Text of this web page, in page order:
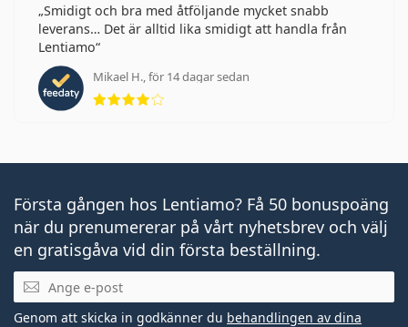
Smidigt och bra med åtföljande mycket snabb
leverans… Det är alltid lika smidigt att handla från
Lentiamo
Mikael H., för 14 dagar sedan
Betyg 4 av 5
Första gången hos Lentiamo? Få 50 bonuspoäng
när du prenumererar på vårt nyhetsbrev och välj
en gratisgåva vid din första beställning.
Mejladress
Genom att skicka in godkänner du behandlingen av dina